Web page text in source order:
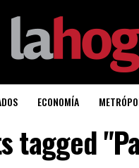
ECONOMÍA
tagged